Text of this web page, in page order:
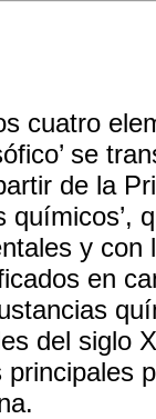
cuatro
se
de la
químicos’,
y
en
del siglo